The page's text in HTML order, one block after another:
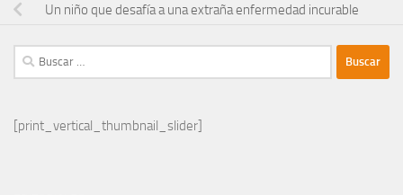
Un niño que desafía a una extraña enfermedad incurable
Buscar:
[print_vertical_thumbnail_slider]